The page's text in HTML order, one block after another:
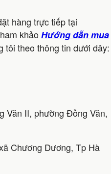
hàng trực tiếp tại
khảoHướng dẫn mua
tôi theo thông tin dưới dây:
Văn II, phường Đồng Văn,
Chương Dương, Tp Hà